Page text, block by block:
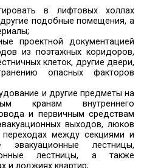
с массовым
а также на объекте с
и более человек
пожаре(пункт 7
2009.
пребыванием
по эвакуации
практических